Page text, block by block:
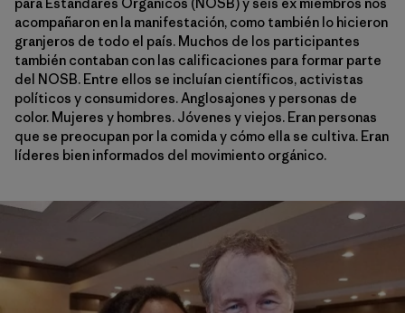
acompañaron en la manifestación, como también lo hicieron
granjeros de todo el país. Muchos de los participantes
también contaban con las calificaciones para formar parte
del NOSB. Entre ellos se incluían científicos, activistas
políticos y consumidores. Anglosajones y personas de
color. Mujeres y hombres. Jóvenes y viejos. Eran personas
que se preocupan por la comida y cómo ella se cultiva. Eran
líderes bien informados del movimiento orgánico.